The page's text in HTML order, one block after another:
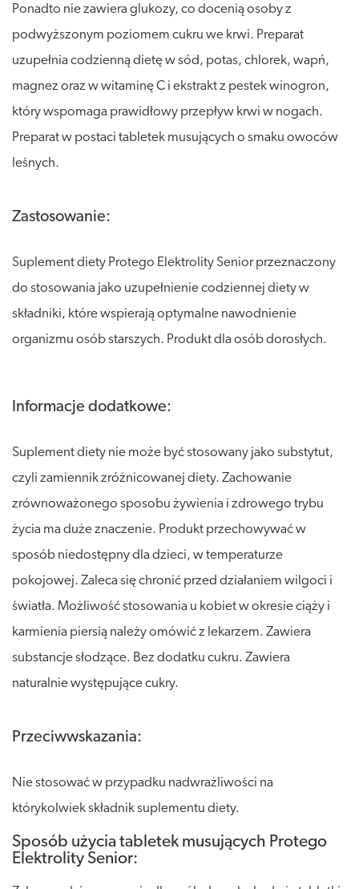
Ponadto nie zawiera glukozy, co docenią osoby z
podwyższonym poziomem cukru we krwi. Preparat
uzupełnia codzienną dietę w sód, potas, chlorek, wapń,
magnez oraz w witaminę C i ekstrakt z pestek winogron,
który wspomaga prawidłowy przepływ krwi w nogach.
Preparat w postaci tabletek musujących o smaku owoców
leśnych.
Zastosowanie:
Suplement diety Protego Elektrolity Senior przeznaczony
do stosowania jako uzupełnienie codziennej diety w
składniki, które wspierają optymalne nawodnienie
organizmu osób starszych. Produkt dla osób dorosłych.
Informacje dodatkowe:
Suplement diety nie może być stosowany jako substytut,
czyli zamiennik zróżnicowanej diety. Zachowanie
zrównoważonego sposobu żywienia i zdrowego trybu
życia ma duże znaczenie. Produkt przechowywać w
sposób niedostępny dla dzieci, w temperaturze
pokojowej. Zaleca się chronić przed działaniem wilgoci i
światła. Możliwość stosowania u kobiet w okresie ciąży i
karmienia piersią należy omówić z lekarzem. Zawiera
substancje słodzące. Bez dodatku cukru. Zawiera
naturalnie występujące cukry.
Przeciwwskazania:
Nie stosować w przypadku nadwrażliwości na
którykolwiek składnik suplementu diety.
Sposób użycia tabletek musujących Protego
Elektrolity Senior: